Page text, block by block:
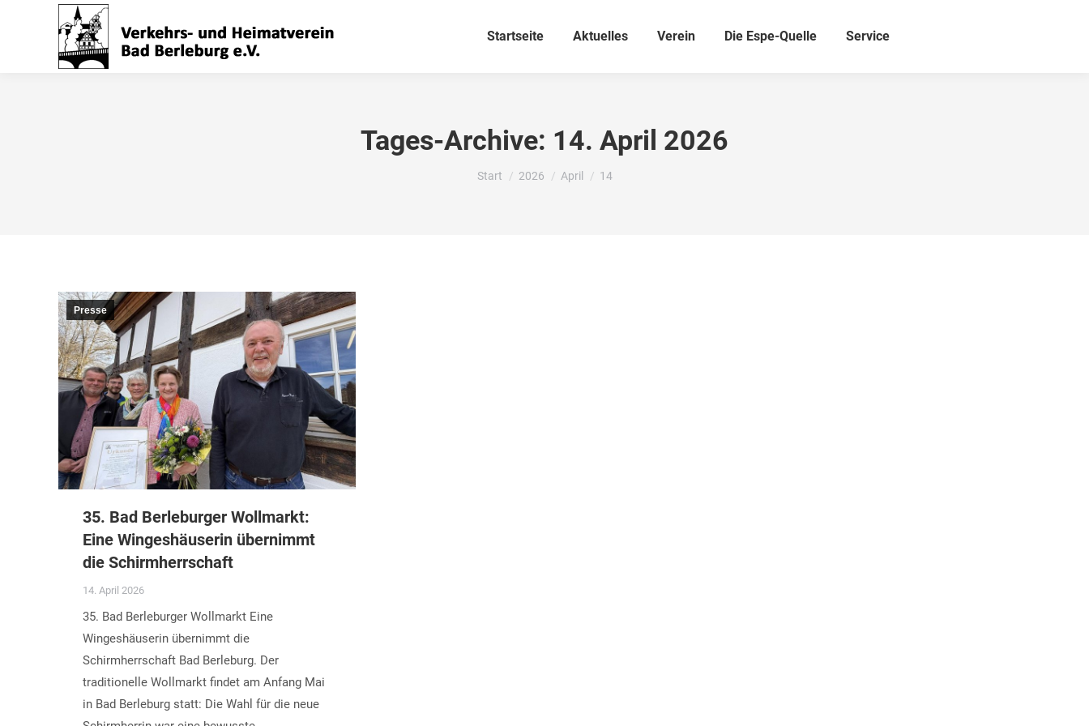
Startseite Aktuelles Verein Die Espe-Quelle Service
Tages-Archive: 14. April 2026
Sie befinden sich hier:
Start 2026 April 14
Presse
35. Bad Berleburger Wollmarkt:
Eine Wingeshäuserin übernimmt
die Schirmherrschaft
14. April 2026
35. Bad Berleburger Wollmarkt Eine
Wingeshäuserin übernimmt die
Schirmherrschaft Bad Berleburg. Der
traditionelle Wollmarkt findet am Anfang Mai
in Bad Berleburg statt: Die Wahl für die neue